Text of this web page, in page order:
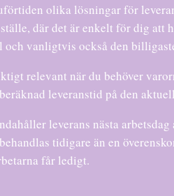
olika lösningar för
där det är enkelt för dig att
och vanligtvis också den
relevant när du behöver
leveranstid på den
leverans nästa
tidigare än en
får ledigt.